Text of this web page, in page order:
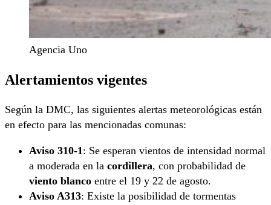
Agencia Uno
Alertamientos vigentes
Según la DMC, las siguientes alertas meteorológicas están
en efecto para las mencionadas comunas:
Aviso 310-1 : Se esperan vientos de intensidad normal
a moderada en la cordillera, con probabilidad de
viento blanco entre el 19 y 22 de agosto.
Aviso A313: Existe la posibilidad de tormentas